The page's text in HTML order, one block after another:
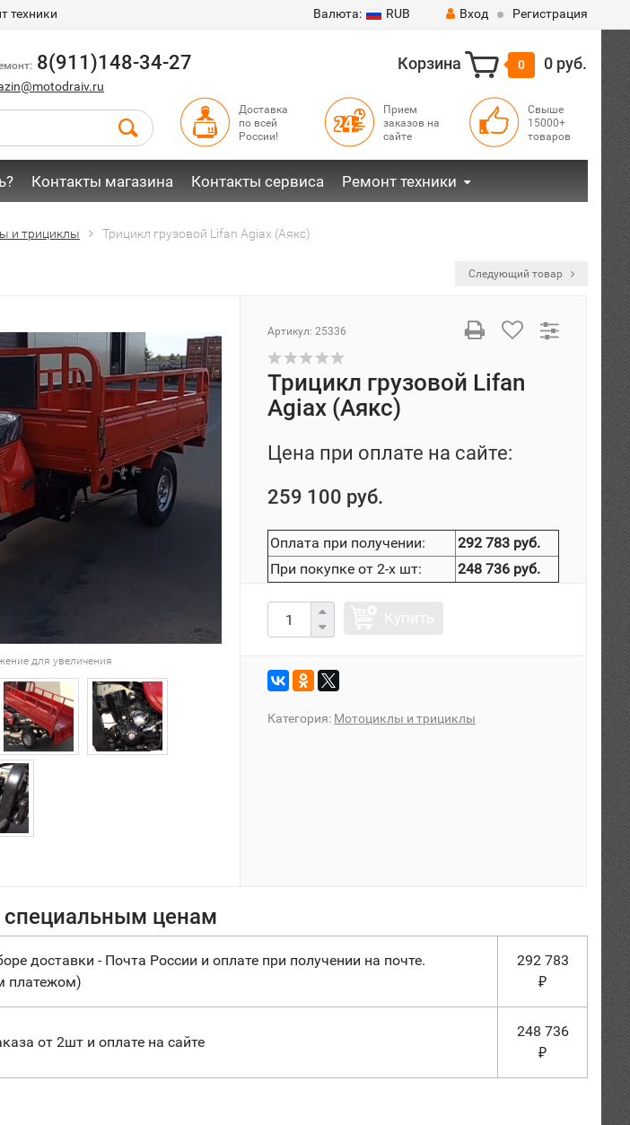
техники Валюта: RUB Вход Регистрация
8(911)148-34-27 Корзина 0 0 руб.
Доставка
по всей
России!
Прием
заказов на
сайте
Свыше
15000+
товаров
Контакты магазина Контакты сервиса Ремонт техники
и трициклы Трицикл грузовой Lifan Agiax (Аякс)
Следующий товар
для увеличения
Артикул: 25336
Трицикл грузовой Lifan
Agiax (Аякс)
Цена при оплате на сайте:
259 100 руб.
Оплата при получении:
292 783 руб.
При покупке от 2-х шт:
248 736 руб.
Категория: Мотоциклы и трициклы
специальным ценам
доставки - Почта России и оплате при получении на почте.
платежом)
292 783
₽
от 2шт и оплате на сайте
248 736
₽